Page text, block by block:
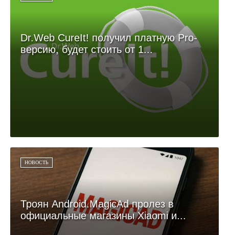
Dr.Web CureIt! получил платную Pro-
версию, будет стоить от 1...
НОВОСТЬ
Троян Android.MagicAd пролез в
официальные магазины Xiaomi и...